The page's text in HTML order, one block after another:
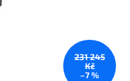
231 245
Kč
–7 %